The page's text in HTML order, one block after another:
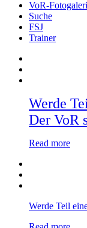
VoR-
Suche
FSJ
Trainer
Werde
Der VoR
Read more
Werde Teil